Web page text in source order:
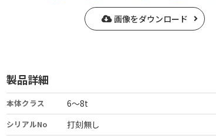
画像をダウンロード
製品詳細
本体クラス 6～8t
シリアルNo 打刻無し